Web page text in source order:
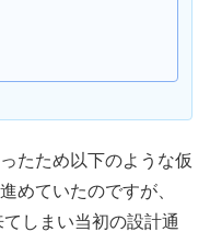
たため以下のような仮
めていたのですが、
しまい当初の設計通